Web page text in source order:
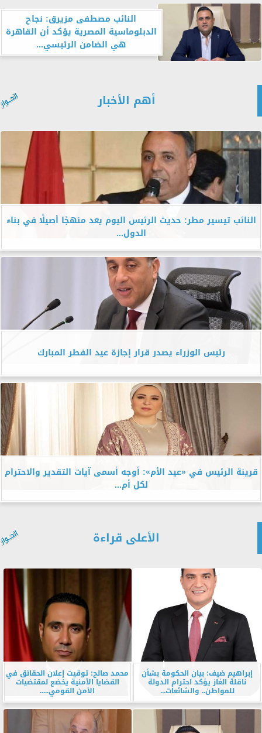
النائب مصطفى مزيرق: نجاح
الدبلوماسية المصرية يؤكد أن القاهرة
هي الضامن الرئيسي...
أهم الأخبار
النائب تيسير مطر: حديث الرئيس اليوم يعد منهجًا أصيلًا في بناء
الدول...
رئيس الوزراء يصدر قرار إجازة عيد الفطر المبارك
قرينة الرئيس في «عيد الأم»: أوجه أسمى آيات التقدير والاحترام
لكل أم...
الأعلى قراءة
إبراهيم ضيف: بيان الحكومة بشأن
ناقلة الغاز يؤكد احترام الدولة
للمواطن.. والشائعات...
محمد صالح: توقيت إعلان الحقائق في
القضايا الأمنية يخضع لمقتضيات
الأمن القومي.....